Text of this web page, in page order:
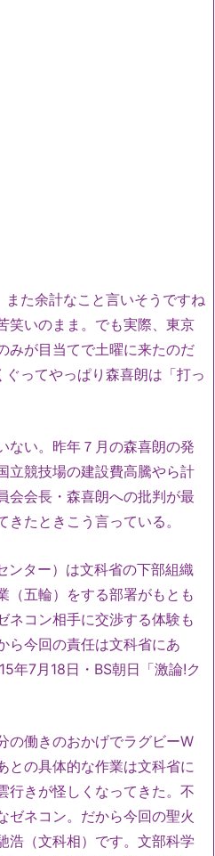
た余計なこと言いそうですね
笑いのまま。でも実際、東京
みが目当てで土曜に来たのだ
ぐってやっぱり森喜朗は「打っ
い。昨年７月の森喜朗の発
立競技場の建設費高騰やら計
会会長・森喜朗への批判が最
たときこう言っている。
ンター）は文科省の下部組織
（五輪）をする部署がもとも
ネコン相手に交渉する体験も
ら今回の責任は文科省にあ
年7月18日・BS朝日「激論!ク
働きのおかげでラグビーW
との具体的な作業は文科省に
行きが怪しくなってきた。不
ゼネコン。だから今回の聖火
浩（文科相）です。文部科学